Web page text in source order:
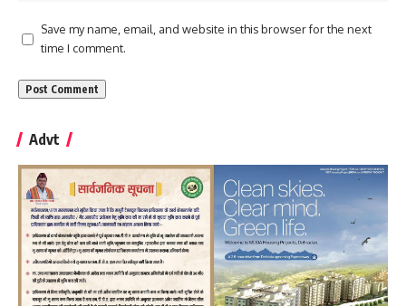
Save my name, email, and website in this browser for the next
time I comment.
Advt